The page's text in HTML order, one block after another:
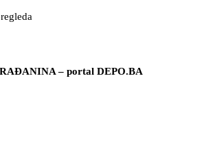
– portal DEPO.BA